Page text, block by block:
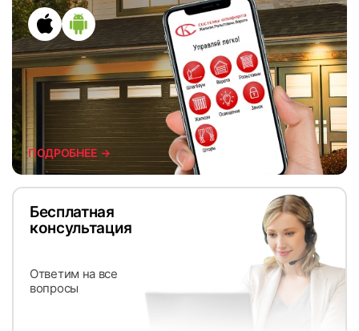
ПОДРОБНЕЕ →
Бесплатная
консультация
Ответим на все
вопросы